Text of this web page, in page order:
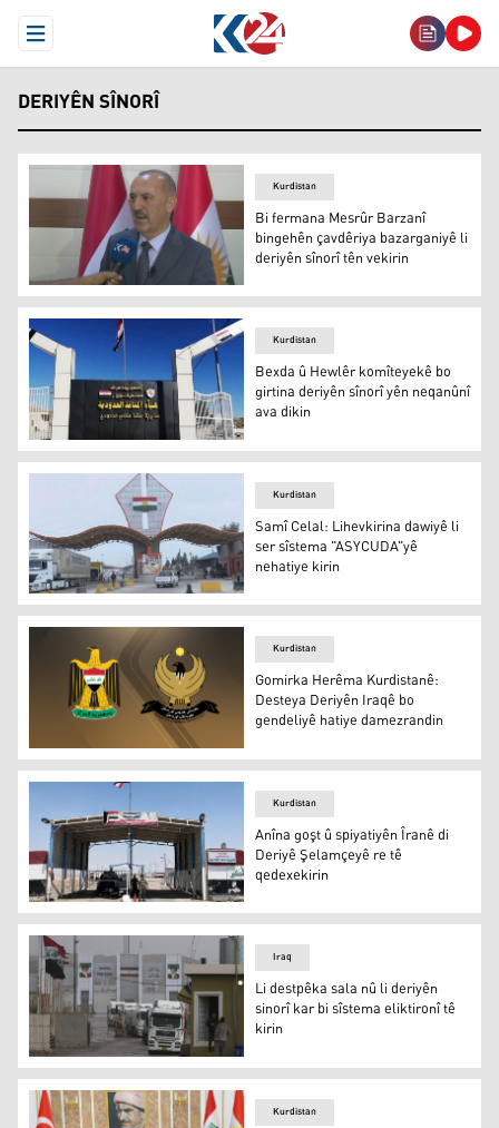
Open Menu
DERIYÊN SÎNORÎ
Newzad Şêx Kamîl
Kurdistan
Bi fermana Mesrûr Barzanî
bingehên çavdêriya bazarganiyê li
deriyên sînorî tên vekirin
Bexda û Hewlêr komîteyekê bo girtina deriyên sînorî
Kurdistan
Bexda û Hewlêr komîteyekê bo
girtina deriyên sînorî yên neqanûnî
ava dikin
Wêneyê yek ji deriyên sînorî yên Herêma Kurdistanê
Kurdistan
Samî Celal: Lihevkirina dawiyê li
ser sîstema "ASYCUDA"yê
nehatiye kirin
Gomirka Herêma Kurdistanê: Desteya Deriyên Iraqê
Kurdistan
Gomirka Herêma Kurdistanê:
Desteya Deriyên Iraqê bo
gendeliyê hatiye damezrandin
Deriyê Şelamçeyê
Kurdistan
Anîna goşt û spiyatiyên Îranê di
Deriyê Şelamçeyê re tê
qedexekirin
Deriyê Sinorî yê Perwêzxanê - Îdareya Germiyanê
Iraq
Li destpêka sala nû li deriyên
sinorî kar bi sîstema eliktironî tê
kirin
Kurdistan